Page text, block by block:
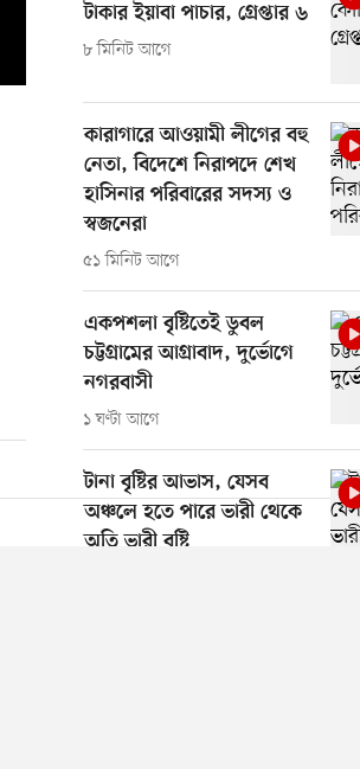
টাকার ইয়াবা পাচার, গ্রেপ্তার ৬
৮ মিনিট আগে
কারাগারে আওয়ামী লীগের বহু
নেতা, বিদেশে নিরাপদে শেখ
হাসিনার পরিবারের সদস্য ও
স্বজনেরা
৫১ মিনিট আগে
একপশলা বৃষ্টিতেই ডুবল
চট্টগ্রামের আগ্রাবাদ, দুর্ভোগে
নগরবাসী
১ ঘণ্টা আগে
টানা বৃষ্টির আভাস, যেসব
অঞ্চলে হতে পারে ভারী থেকে
অতি ভারী বৃষ্টি